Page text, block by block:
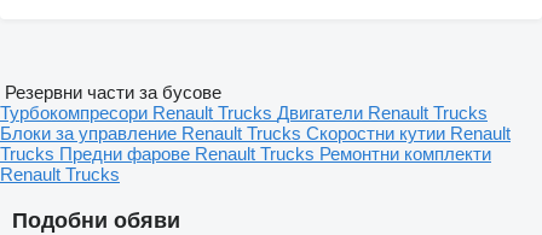
Подобни обяви
Резервни части за бусове
Турбокомпресори Renault Trucks Двигатели Renault Trucks
Блоки за управление Renault Trucks Скоростни кутии Renault
Trucks Предни фарове Renault Trucks Ремонтни комплекти
Renault Trucks